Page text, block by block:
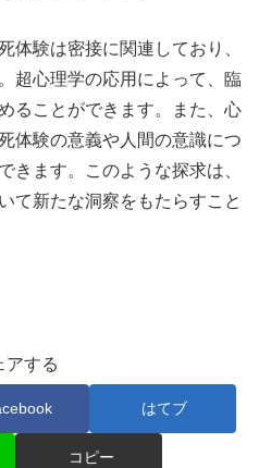
体験は密接に関連しており、
超心理学の応用によって、臨
ることができます。また、心
体験の意義や人間の意識につ
きます。このような探求は、
て新たな洞察をもたらすこと
アする
はてブ
コピー